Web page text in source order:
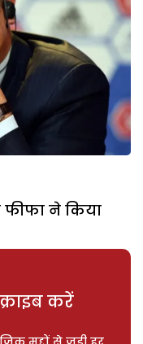
फीफा ने किया
करें